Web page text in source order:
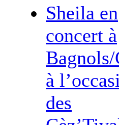
Sheila en
concert à
Bagnols/
à
des